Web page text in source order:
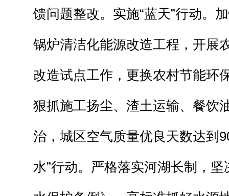
馈问题整改。实施“蓝天”行动。
锅炉清洁化能源改造工程，开展
改造试点工作，更换农村节能环
狠抓施工扬尘、渣土运输、餐饮
治，城区空气质量优良天数达到
水”行动。严格落实河湖长制，